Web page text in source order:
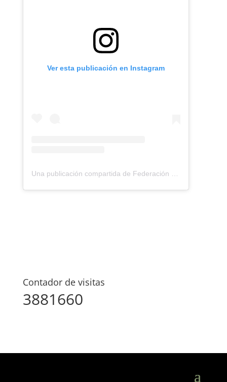
Ver esta publicación en Instagram
Una publicación compartida de Federación Montañismo Tenerife (@federacion_montanismo_tenerife)
Contador de visitas
3881660